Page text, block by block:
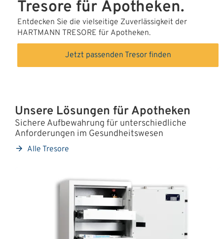
Filialen
Qualitätspolitik
Tresore für Apotheken.
Entdecken Sie die vielseitige Zuverlässigkeit der
HARTMANN TRESORE für Apotheken.
Jetzt passenden Tresor finden
Unsere Lösungen für Apotheken
Sichere Aufbewahrung für unterschiedliche
Anforderungen im Gesundheitswesen
Alle Tresore